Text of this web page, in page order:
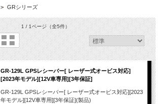
> GRシリーズ
1 / 1ページ（全5件）
GR-129L GPSレシーバー[ レーザー式オービス対応]
[2023年モデル][12V車専用][3年保証]
GR-129L GPSレシーバー[ レーザー式オービス対応][2023
年モデル][12V車専用][3年保証](製品)